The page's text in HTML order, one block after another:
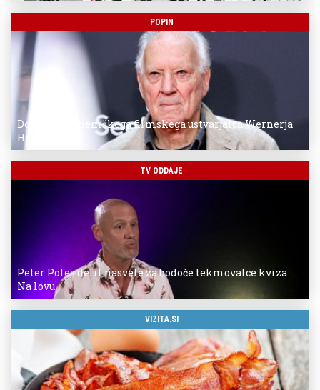
POPIN
Donostia za nemškega filmskega ustvarjalca Wernerja
Herzoga
TV ODDAJE
Peter Poles delil nasvete za bodoče tekmovalce kviza
Na lovu
VIZITA.SI